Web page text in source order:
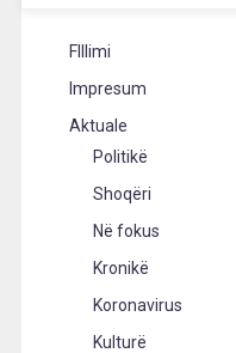
FIllimi
Impresum
Aktuale
Politikë
Shoqëri
Në fokus
Kronikë
Koronavirus
Kulturë